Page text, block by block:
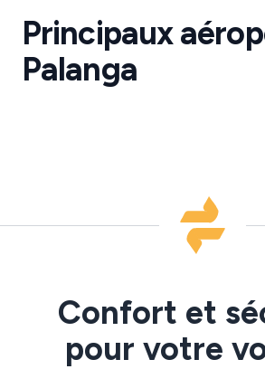
Principaux
Palanga
de
·
PLQ
Confort et
pour votre